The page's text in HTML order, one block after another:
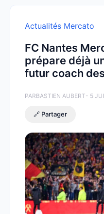
Actualités Mercato
FC Nantes
prépare déjà
futur coach
PARBASTIEN AUBERT- 5
🔗 Partager